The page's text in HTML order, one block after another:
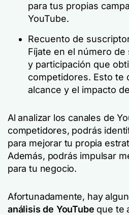
para tus propias
YouTube.
Recuento de
Fíjate en el número
y participación que
competidores. Esto te
alcance y el impacto
Al analizar los canales de
competidores, podrás
para mejorar tu propia
Además, podrás impulsar
para tu negocio.
Afortunadamente, hay
análisis de YouTube que te